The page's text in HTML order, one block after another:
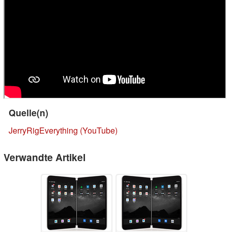
Quelle(n)
JerryRigEverything (YouTube)
Verwandte Artikel